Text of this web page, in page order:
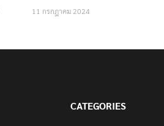
11 กรกฎาคม 2024
CATEGORIES